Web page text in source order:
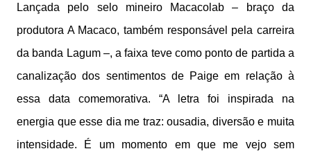
Lançada pelo selo mineiro Macacolab – braço da
produtora A Macaco, também responsável pela carreira
da banda Lagum –, a faixa teve como ponto de partida a
canalização dos sentimentos de Paige em relação à
essa data comemorativa. “A letra foi inspirada na
energia que esse dia me traz: ousadia, diversão e muita
intensidade. É um momento em que me vejo sem